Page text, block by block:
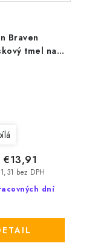
Braven
tmel na
dní
bez DPH
€13,91